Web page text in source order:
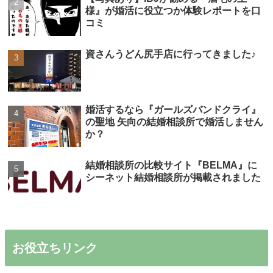
様』が婚活に役立つか体験レポートを口
コミ
資さんうどん尻手店に行ってきました♪
婚活するなら『ガールズバンドクライ』
の聖地 矢向の結婚相談所で婚活しません
か？
結婚相談所の比較サイト『BELMA』に
シーネット結婚相談所が掲載されました
お役立ちリンク